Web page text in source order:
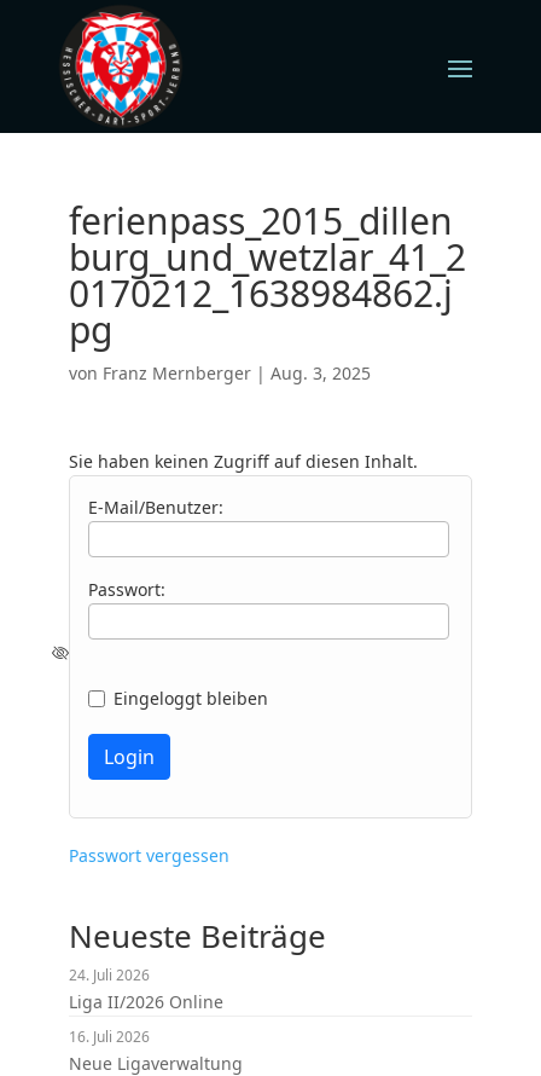
ferienpass_2015_dillen
burg_und_wetzlar_41_2
0170212_1638984862.j
pg
von Franz Mernberger| Aug. 3, 2025
Sie haben keinen Zugriff auf diesen Inhalt.
E-Mail/Benutzer:
Passwort:
Eingeloggt bleiben
Passwort vergessen
Neueste Beiträge
Liga II/2026 Online
24. Juli 2026
Neue Ligaverwaltung
16. Juli 2026